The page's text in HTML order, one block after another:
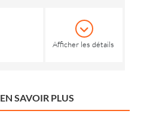
Afficher les détails
EN SAVOIR PLUS